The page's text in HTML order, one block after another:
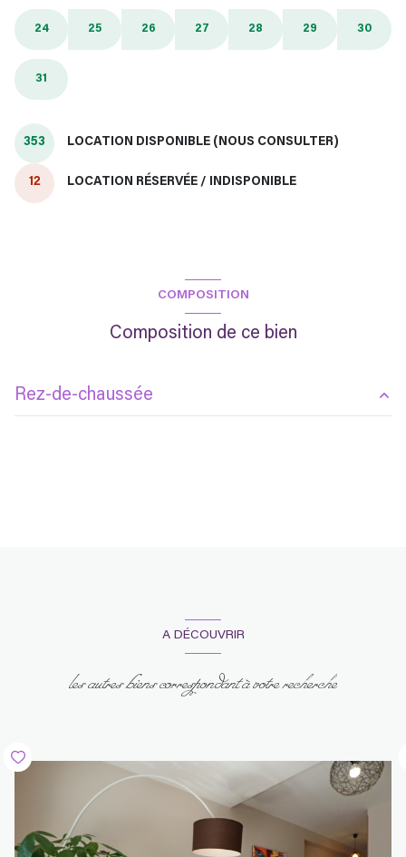
24 25 26 27 28 29 30
31
353 LOCATION DISPONIBLE (NOUS CONSULTER)
12 LOCATION RÉSERVÉE / INDISPONIBLE
COMPOSITION
Composition de ce bien
Rez-de-chaussée
A DÉCOUVRIR
les autres biens correspondant à votre recherche